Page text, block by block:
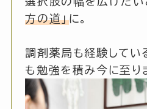
方の道」に。
調剤薬局も経験してい
も勉強を積み今に至り